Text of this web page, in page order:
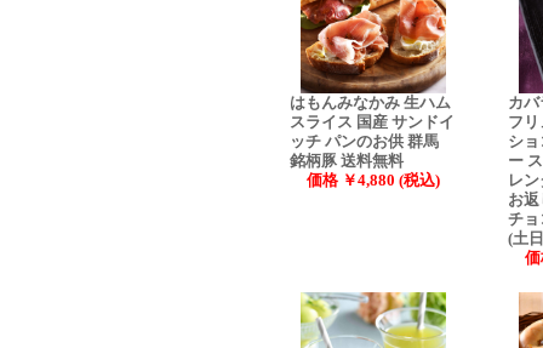
はもんみなかみ 生ハム
スライス 国産 サンドイ
ッチ パンのお供 群馬
銘柄豚 送料無料
価格 ￥4,880 (税込)
カ
フ
シ
ー
レ
お
チョ
(土
価